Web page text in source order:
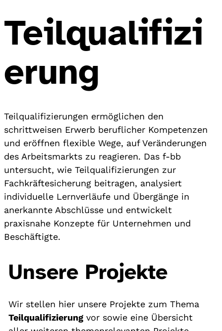
Teilqualifizi
erung
Teilqualifizierungen ermöglichen den
schrittweisen Erwerb beruflicher Kompetenzen
und eröffnen flexible Wege, auf Veränderungen
des Arbeitsmarkts zu reagieren. Das f-bb
untersucht, wie Teilqualifizierungen zur
Fachkräftesicherung beitragen, analysiert
individuelle Lernverläufe und Übergänge in
anerkannte Abschlüsse und entwickelt
praxisnahe Konzepte für Unternehmen und
Beschäftigte.
Unsere Projekte
Wir stellen hier unsere Projekte zum Thema
Teilqualifizierung vor sowie eine Übersicht